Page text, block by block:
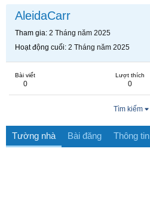
AleidaCarr
Tham gia 2 Tháng năm 2025
Hoạt động cuối 2 Tháng năm 2025
Bài viết
0
Lượt thích
0
Tìm kiếm
Tường nhà Bài đăng Thông tin